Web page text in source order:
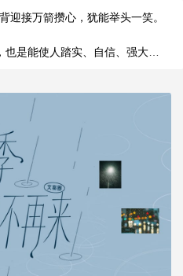
迎接万箭攒心，犹能举头一笑。
使人踏实、自信、强大、善良的。